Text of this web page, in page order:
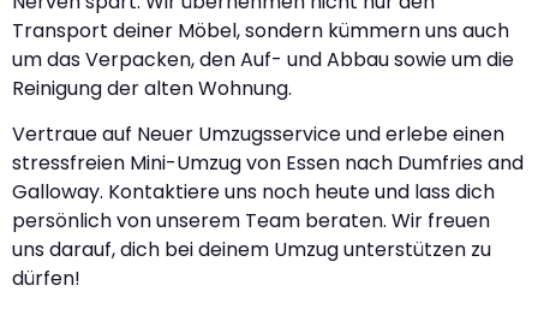
Transport deiner Möbel, sondern kümmern uns auch
um das Verpacken, den Auf- und Abbau sowie um die
Reinigung der alten Wohnung.
Vertraue auf Neuer Umzugsservice und erlebe einen
stressfreien Mini-Umzug von Essen nach Dumfries and
Galloway. Kontaktiere uns noch heute und lass dich
persönlich von unserem Team beraten. Wir freuen
uns darauf, dich bei deinem Umzug unterstützen zu
dürfen!